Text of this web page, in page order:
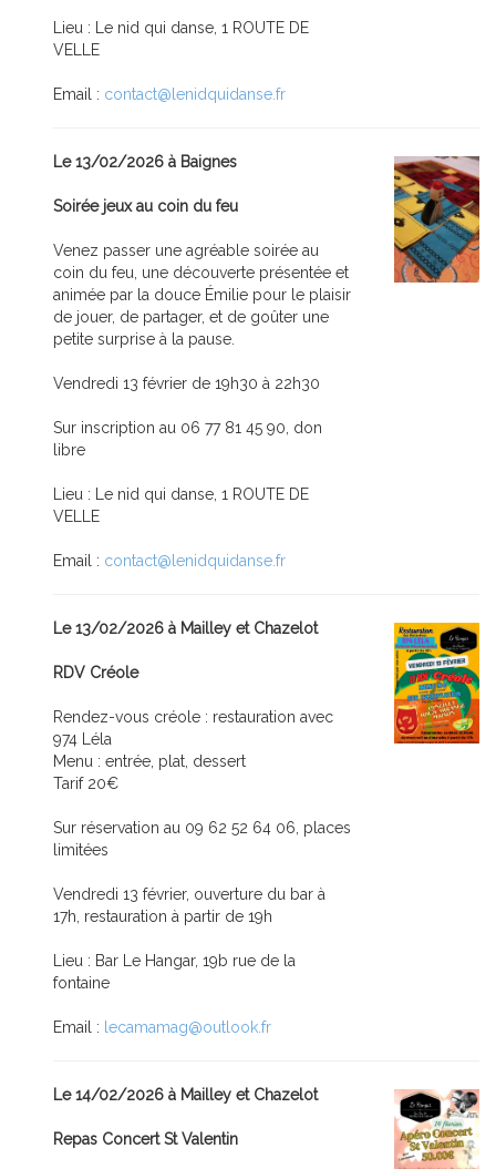
Lieu : Le nid qui danse, 1 ROUTE DE
VELLE
Email : contact@lenidquidanse.fr
Le 13/02/2026 à Baignes
Soirée jeux au coin du feu
Venez passer une agréable soirée au
coin du feu, une découverte présentée et
animée par la douce Émilie pour le plaisir
de jouer, de partager, et de goûter une
petite surprise à la pause.
Vendredi 13 février de 19h30 à 22h30
Sur inscription au 06 77 81 45 90, don
libre
Lieu : Le nid qui danse, 1 ROUTE DE
VELLE
Email : contact@lenidquidanse.fr
Le 13/02/2026 à Mailley et Chazelot
RDV Créole
Rendez-vous créole : restauration avec
974 Léla
Menu : entrée, plat, dessert
Tarif 20€
Sur réservation au 09 62 52 64 06, places
limitées
Vendredi 13 février, ouverture du bar à
17h, restauration à partir de 19h
Lieu : Bar Le Hangar, 19b rue de la
fontaine
Email : lecamamag@outlook.fr
Le 14/02/2026 à Mailley et Chazelot
Repas Concert St Valentin